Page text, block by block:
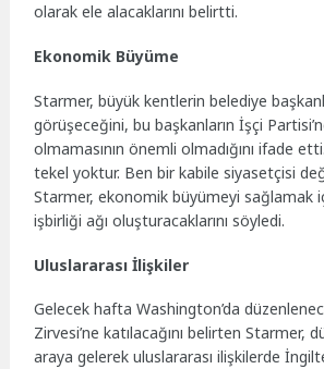
olarak ele alacaklarını belirtti.
Ekonomik Büyüme
Starmer, büyük kentlerin belediye
görüşeceğini, bu başkanların İşçi
olmamasının önemli olmadığını ifade
tekel yoktur. Ben bir kabile siyasetçisi
Starmer, ekonomik büyümeyi sağlamak
işbirliği ağı oluşturacaklarını söyledi.
Uluslararası İlişkiler
Gelecek hafta Washington’da
Zirvesi’ne katılacağını belirten Starmer,
araya gelerek uluslararası ilişkilerde